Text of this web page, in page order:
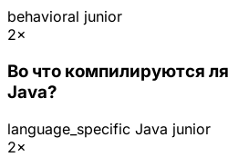
behavioral junior
2×
Во что компилируются
Java?
language_specific Java junior
2×